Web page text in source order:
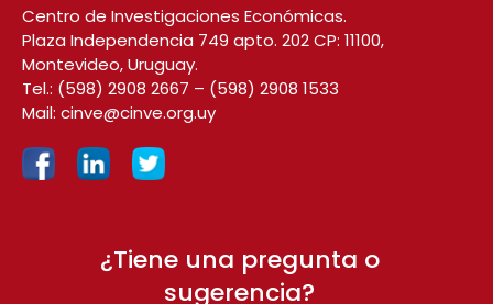
Centro de Investigaciones Económicas.
Plaza Independencia 749 apto. 202 CP: 11100,
Montevideo, Uruguay.
Tel.: (598) 2908 2667 – (598) 2908 1533
Mail: cinve@cinve.org.uy
¿Tiene una pregunta o
sugerencia?